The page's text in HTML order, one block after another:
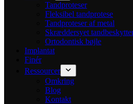
Tandproteser
Fleksibel tandprotese
Tandproteser af metal
Skræddersyet
Ortodontisk bøjle
Implantat
Finér
Ressourcer
Omkring
Blog
Kontakt